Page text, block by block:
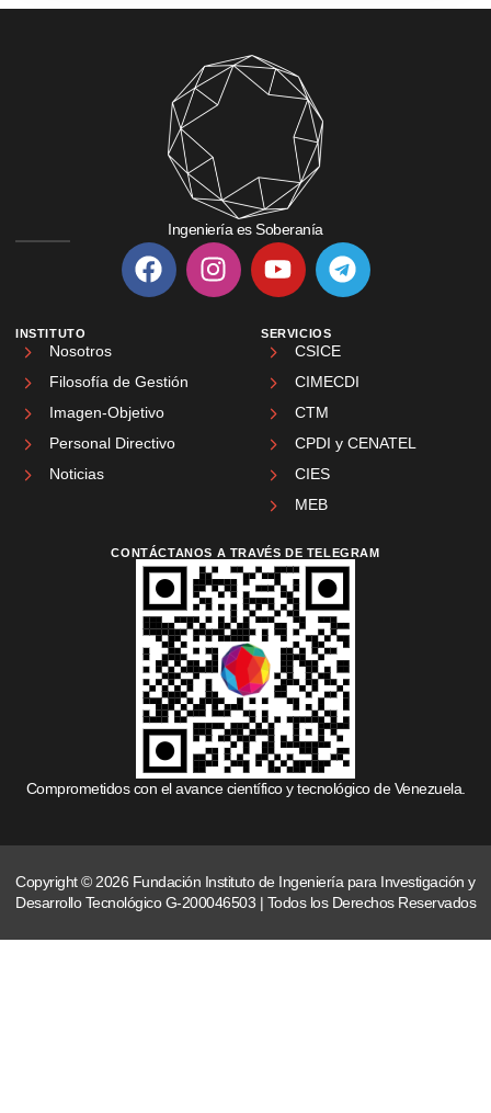
Ingeniería es Soberanía
INSTITUTO
Nosotros
Filosofía de Gestión
Imagen-Objetivo
Personal Directivo
Noticias
SERVICIOS
CSICE
CIMECDI
CTM
CPDI y CENATEL
CIES
MEB
CONTÁCTANOS A TRAVÉS DE TELEGRAM
Comprometidos con el avance científico y tecnológico de Venezuela.
Copyright © 2026 Fundación Instituto de Ingeniería para Investigación y
Desarrollo Tecnológico G-200046503 | Todos los Derechos Reservados